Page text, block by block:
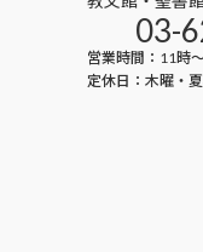
03-
営業時間：11時
定休日：木曜・